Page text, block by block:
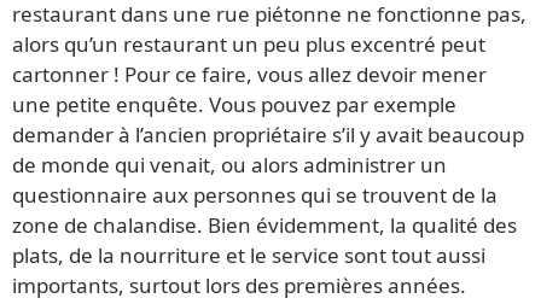
restaurant dans une rue piétonne ne fonctionne pas,
alors qu’un restaurant un peu plus excentré peut
cartonner ! Pour ce faire, vous allez devoir mener
une petite enquête. Vous pouvez par exemple
demander à l’ancien propriétaire s’il y avait beaucoup
de monde qui venait, ou alors administrer un
questionnaire aux personnes qui se trouvent de la
zone de chalandise. Bien évidemment, la qualité des
plats, de la nourriture et le service sont tout aussi
importants, surtout lors des premières années.